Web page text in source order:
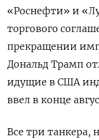
«Роснефти» и
торгового
прекращении
Дональд Трамп
идущие в США
ввел в конце
Все три танкера,